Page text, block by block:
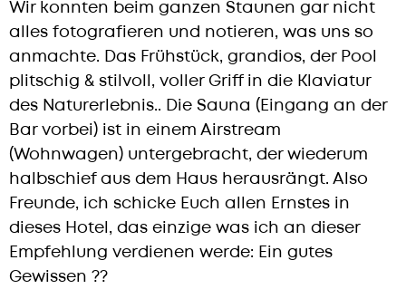
Wir konnten beim ganzen Staunen gar nicht
alles fotografieren und notieren, was uns so
anmachte. Das Frühstück, grandios, der Pool
plitschig & stilvoll, voller Griff in die Klaviatur
des Naturerlebnis.. Die Sauna (Eingang an der
Bar vorbei) ist in einem Airstream
(Wohnwagen) untergebracht, der wiederum
halbschief aus dem Haus herausrängt. Also
Freunde, ich schicke Euch allen Ernstes in
dieses Hotel, das einzige was ich an dieser
Empfehlung verdienen werde: Ein gutes
Gewissen ??